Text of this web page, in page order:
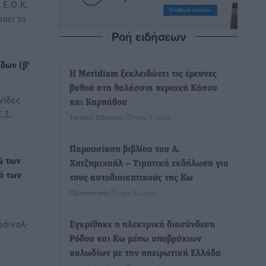
Ε.Ο.Κ.
το
(β'
των
των
Ροή ειδήσεων
Η Meridiam ξεκλειδώνει τις έρευνες
βυθού στη θαλάσσια περιοχή Κάσου
και Καρπάθου
Τοπικές Ειδήσεις πριν 7 ώρες
Παρουσίαση βιβλίου του Α.
Χατζημιχαήλ – Τιμητική εκδήλωση για
τους αυτοδιοικητικούς της Κω
Πολιτιστικά πριν 8 ώρες
Εγκρίθηκε η ηλεκτρική διασύνδεση
Ρόδου και Κω μέσω υποβρύχιων
καλωδίων με την ηπειρωτική Ελλάδα